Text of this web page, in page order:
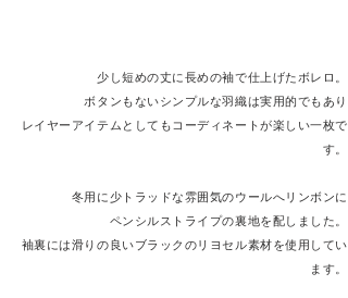
少し短めの丈に長めの袖で仕上げたボレロ。
ボタンもないシンプルな羽織は実用的でもあり
レイヤーアイテムとしてもコーディネートが楽しい一枚で
す。
冬用に少トラッドな雰囲気のウールへリンボンに​
ペンシルストライプの裏地を配しました。
​袖裏には滑りの良いブラックのリヨセル素材を使用してい
ます。